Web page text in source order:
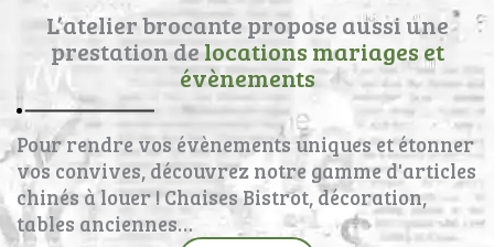
L’atelier brocante propose aussi une
prestation de locations mariages et
évènements
Pour rendre vos évènements uniques et étonner
vos convives, découvrez notre gamme d'articles
chinés à louer ! Chaises Bistrot, décoration,
tables anciennes…